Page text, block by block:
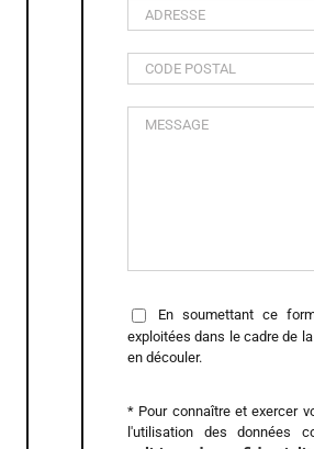
En soumettant ce
exploitées dans le cadre de
en découler.
* Pour connaître et exercer
l'utilisation des données